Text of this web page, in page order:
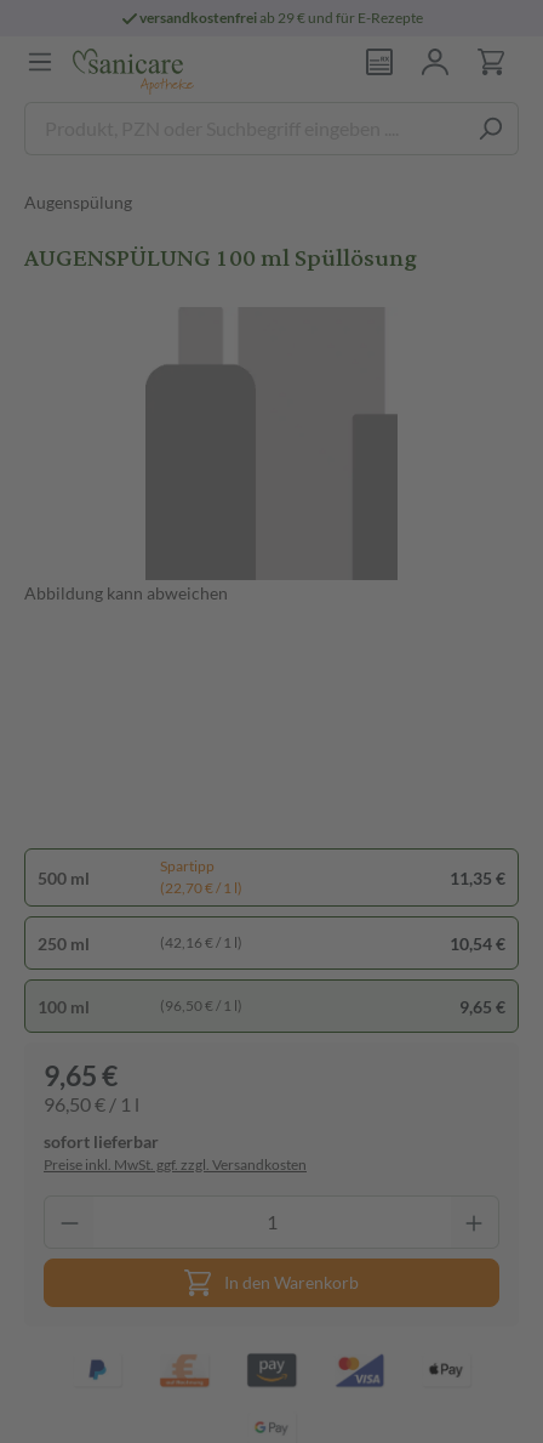
versandkostenfreiab 29 € und für E-Rezepte
Augenspülung
AUGENSPÜLUNG 100 ml Spüllösung
Abbildung kann abweichen
500 ml
Spartipp
(22,70 € / 1 l)
11,35 €
250 ml (42,16 € / 1 l) 10,54 €
100 ml (96,50 € / 1 l) 9,65 €
9,65 €
96,50 € / 1 l
sofort lieferbar
Preise inkl. MwSt. ggf. zzgl. Versandkosten
In den Warenkorb